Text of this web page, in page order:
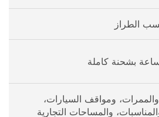
الطراز
والممرات، ومواقف السيارات،
والمساحات التجارية